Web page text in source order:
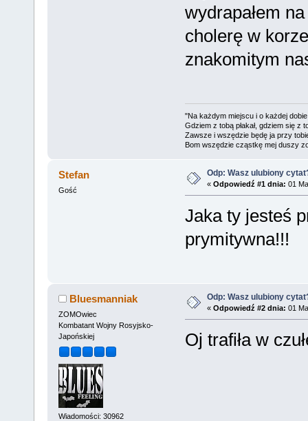
wydrapałem
cholerę w
znakomitym
"Na każdym miejscu i o każdej dobie
Gdziem z tobą płakał, gdziem się z
Zawsze i wszędzie będę ja przy
Bom wszędzie cząstkę mej duszy
Stefan
Gość
Odp: Wasz ulubiony
« Odpowiedź #1 dnia: 01
Jaka ty jesteś
prymitywna!!!
Bluesmanniak
ZOMOwiec
Kombatant Wojny Rosyjsko-
Japońskiej
Wiadomości: 30962
Odp: Wasz ulubiony
« Odpowiedź #2 dnia: 01
Oj trafiła w